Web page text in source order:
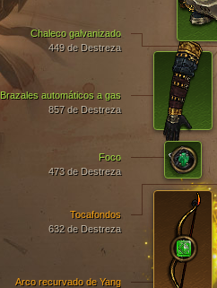
Chaleco galvanizado
449 de Destreza
Brazales automáticos a gas
857 de Destreza
Tocafondos
632 de Destreza
Arco recurvado de Yang
Foco
473 de Destreza